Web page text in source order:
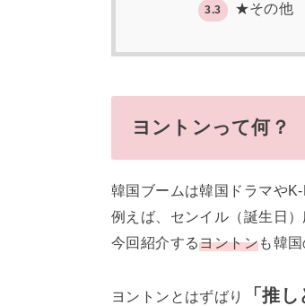
3.3 ★その他
ヨントンって何？
韓国ブームは韓国ドラマや
例えば、センイル（誕生日
今回紹介するヨントンも韓
ヨントンとはずばり 「推